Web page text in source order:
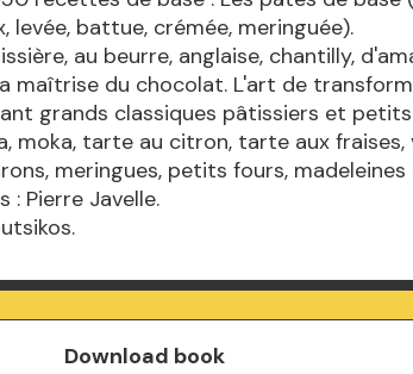
levée, battue, crémée, meringuée).
au beurre, anglaise, chantilly,
maîtrise du chocolat. L'art de
grands classiques pâtissiers et
moka, tarte au citron, tarte aux fraises,
meringues, petits fours, madeleines
: Pierre Javelle.
Download book